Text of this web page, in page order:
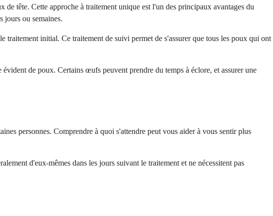
tête. Cette approche à traitement unique est l'un des principaux avantages du
jours ou semaines.
traitement initial. Ce traitement de suivi permet de s'assurer que tous les poux qui ont
de poux. Certains œufs peuvent prendre du temps à éclore, et assurer une
personnes. Comprendre à quoi s'attendre peut vous aider à vous sentir plus
d'eux-mêmes dans les jours suivant le traitement et ne nécessitent pas